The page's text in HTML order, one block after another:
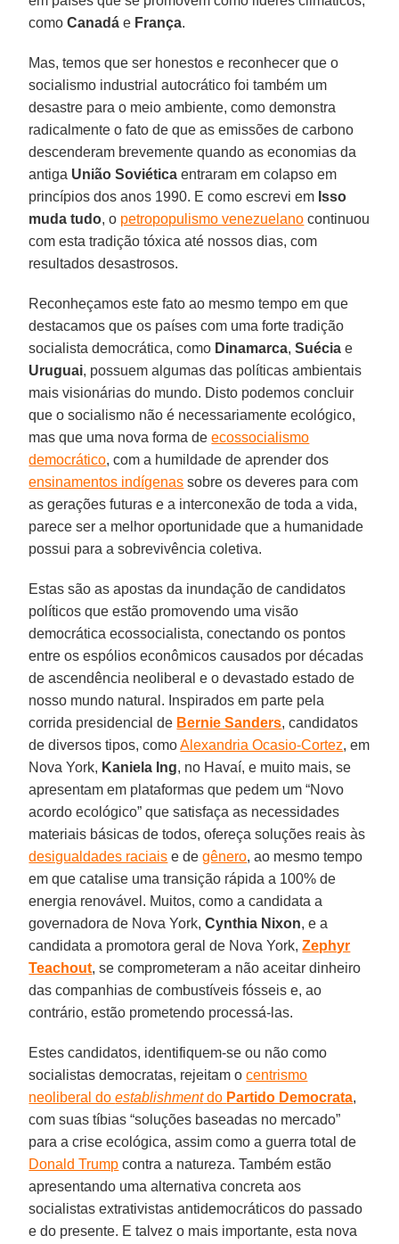
comoCanadá e França.
Mas, temos que ser honestos e reconhecer que o
socialismo industrial autocrático foi também um
desastre para o meio ambiente, como demonstra
radicalmente o fato de que as emissões de carbono
descenderam brevemente quando as economias da
antiga União Soviética entraram em colapso em
princípios dos anos 1990. E como escrevi em Isso
muda tudo, o petropopulismo venezuelano continuou
com esta tradição tóxica até nossos dias, com
resultados desastrosos.
Reconheçamos este fato ao mesmo tempo em que
destacamos que os países com uma forte tradição
socialista democrática, como Dinamarca,Suécia e
Uruguai, possuem algumas das políticas ambientais
mais visionárias do mundo. Disto podemos concluir
que o socialismo não é necessariamente ecológico,
mas que uma nova forma deecossocialismo
democrático, com a humildade de aprender dos
ensinamentos indígenas sobre os deveres para com
as gerações futuras e a interconexão de toda a vida,
parece ser a melhor oportunidade que a humanidade
possui para a sobrevivência coletiva.
Estas são as apostas da inundação de candidatos
políticos que estão promovendo uma visão
democrática ecossocialista, conectando os pontos
entre os espólios econômicos causados por décadas
de ascendência neoliberal e o devastado estado de
nosso mundo natural. Inspirados em parte pela
corrida presidencial de Bernie Sanders, candidatos
de diversos tipos, comoAlexandria Ocasio-Cortez, em
Nova York, Kaniela Ing, no Havaí, e muito mais, se
apresentam em plataformas que pedem um “Novo
acordo ecológico” que satisfaça as necessidades
materiais básicas de todos, ofereça soluções reais às
desigualdades raciais e degênero, ao mesmo tempo
em que catalise uma transição rápida a 100% de
energia renovável. Muitos, como a candidata a
governadora de Nova York,Cynthia Nixon, e a
candidata a promotora geral de Nova York,Zephyr
Teachout, se comprometeram a não aceitar dinheiro
das companhias de combustíveis fósseis e, ao
contrário, estão prometendo processá-las.
Estes candidatos, identifiquem-se ou não como
socialistas democratas, rejeitam ocentrismo
neoliberal doestablishmentdo Partido Democrata,
com suas tíbias “soluções baseadas no mercado”
para a crise ecológica, assim como a guerra total de
Donald Trump contra a natureza. Também estão
apresentando uma alternativa concreta aos
socialistas extrativistas antidemocráticos do passado
e do presente. E talvez o mais importante, esta nova